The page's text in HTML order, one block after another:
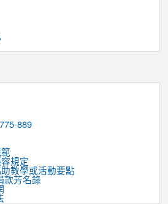
889
規定
教學或活動要點
款芳名錄